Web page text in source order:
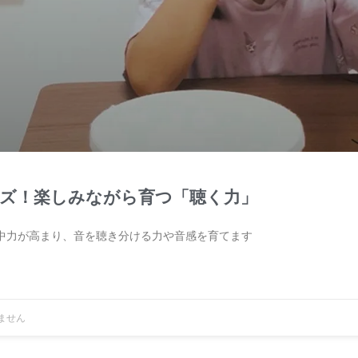
！楽しみながら育つ「聴く力」
が高まり、音を聴き分ける力や音感を育てます
せん